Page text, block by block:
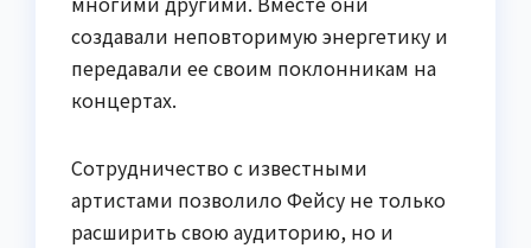
создавали неповторимую энергетику и
передавали ее своим поклонникам на
концертах.
Сотрудничество с известными
артистами позволило Фейсу не только
расширить свою аудиторию, но и